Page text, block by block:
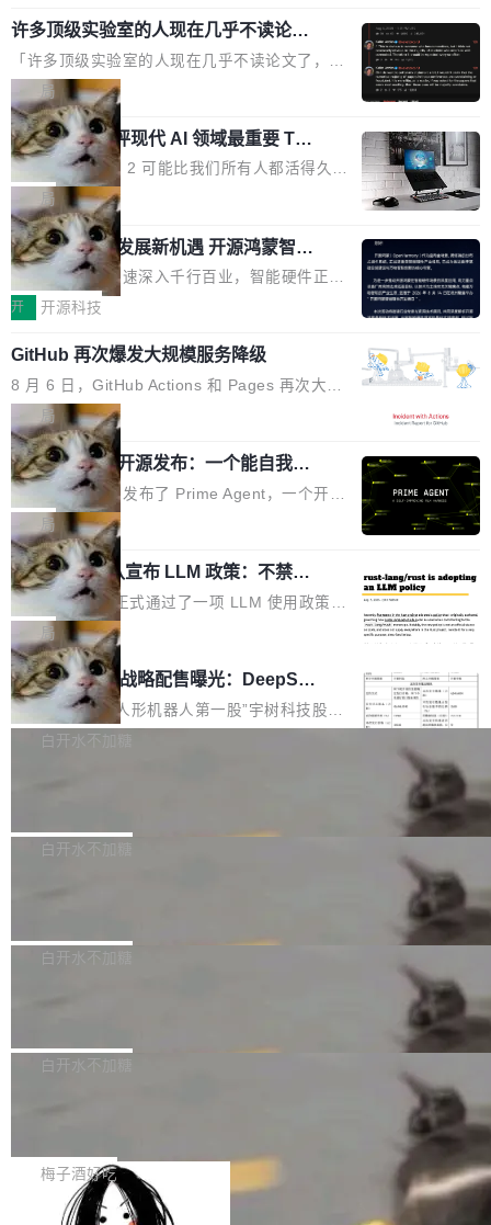
实时LCD监控屏，可充分满足当下高阶PC主机
的严苛使用需求。 澎湃功率，紧凑机身 钛金雕1
600PG5 AI TOP具备强悍输出功率，同时实现
机身尺寸大幅精简。整机长度仅16厘米，属于同
功率段机身尺寸十分紧凑的1600W电源产品。小
巧机身有效提升市面主流标准A...
复合增长率达5.44%,预计2032年将突破120亿美
元。数字广告与公共关系相关服务市场更是从20
25年的8463亿美元扩张至2026年的8763亿美
元。数字的背后是一个清晰的事实——品牌对专
业化营销服务的需求从未如此迫切。 但市场扩容
的同时,服务商的竞争逻辑正在改变。2026年Top
Agency年度合辑的观察指出,“产品”这个离消费
者最近的载体,在整个品牌营销层面的权重显著变
高了。全域营销服务商的竞争正在从规模转向深
度,案例厚度、全域覆盖、多线协同...
许多顶级实验室的人现在几乎不读论文
了
「许多顶级实验室的人现在几乎不读论文了，而
且他们认为 ICLR/ICML/NeurIPS 充斥着大量过
度宣传和欺诈。」 OpenAI 研究员 Keller Jorda
n 这条推文引发了广泛讨论。他不是在说风凉
话，他是说出了一个圈内人尽皆知但很少公开捅
破的事实。 Jordan 随后补充了一句软化声明：
「我不认为这些会议上大部分论文都在过度宣传
或造假。问题是，作为读者，如果你筛选出那些
看起来最令人兴奋的论文，那它们大部分都是过
度宣传的。」 这才是真正的痛点。不是所有论文
都有问题，是最吸引眼球的那批论文最有问题。
他引用的帖子来自 Mathew Shen，一位 ICLR 2
026 的读者：「看了篇 ...
局
xAI 前工程师评现代 AI 领域最重要 Top
3 开源项目
Flash Attention 2 可能比我们所有人都活得久。
这句话不是来自某个技术博客，而是出自 Hieu
Pham 的一条推文。Hieu Pham 是谁？他是 xAI
的早期工程师之一，在 Grok 训练基础设施团队
工作过。近日他在 X 上发了一条帖子，列出了他
认为现代 AI 领域最重要的三个开源项目。 第一
理由很具体。FA 系列不需要解释，但 FA2 是他
认为最重要的一个——复杂度恰到好处，刚好能
驱动你去学 CuTe，但还没被那些"邪恶的" Hopp
er++ 优化所淹没，足够容易修改和适配。 更关
键的是 FA2 的持久性...
局
共商智能硬件发展新机遇 开源鸿蒙智能
硬件开发者日杭州站即将举行
随着万物智联加速深入千行百业，智能硬件正从
单点设备迈向智能化、网联化、协同化发展。作
鸿蒙通过统一技术底座和分布式能力，为不同类
型智能设备的开发、连接与互联提供关键支撑，
也为产业链企业探索产品创新与商业增长打开新
的空间。 8月14日，开源鸿蒙智能硬件开发者日
（OHDD：OpenHarmony Hardware Develope
r Day）将在杭州启航。活动面向智能硬件产业
链企业和开发者，邀请行业专家与资深技术顾
问，围绕开源鸿蒙技术能力、设备适配、芯片适
配、功耗与稳定性调优、兼容性测评及统一互联
等内容展开系统讲解和实战交流，帮助企业进一
步了解开源鸿蒙在智能...
开 开源科技
GitHub 再次爆发大规模服务降级
8 月 6 日，GitHub Actions 和 Pages 再次大规
模服务降级，Actions 完全不可用超过 5 小时，
webhook 停发，连自托管 runner 也因调度层故
障无法工作。Pages、Copilot code review、C
opilot coding agent 全部受影响。从检测到完全
恢复，大约 12 小时。 这是 2026 年 8 月的第六
起事故，其中四起与 AI/Copilot 服务相关。 Git
Hub 员工 kdaigle 在 HN 讨论中贴出了一组数
据：2025 年全年 10 亿次 commit。现在，每周
2.75 亿次，全年预计 140 亿次。GitHub...
局
Prime Agent 开源发布：一个能自我改
进的编程 Agent，ARC-AGI 3 超越人类
专家基线
Prime Intellect 发布了 Prime Agent，一个开源
的编程 Agent Harness，核心设计围绕两个抽
象：Recursive Language Model（RLM）和 C
ontinual Harness。在 ARC-AGI 3 基准测试
上，Prime Agent + Opus 5 的组合达到了 95.
5% RHAE Best@1，超过了 ARC 报告的人类专
家基线 95.4%。 不是又一个 coding agent 包装
器 Prime Agent 的架构和市面上大多数 coding
agent 有本质区别。大多数 agent harness 的设
计是基于早期模型的能力—...
局
Rust 项目团队宣布 LLM 政策：不禁
止，但你要承认哪些代码不是你写的
Rust 语言项目正式通过了一项 LLM 使用政策，
覆盖 rust-lang/rust 单一仓库的代码贡献。这不
是项目级别的官方立场，目前由五个团队采纳，
但它可能是主流开源项目中关于 AI 辅助贡献最
细致的一份规则。 政策的核心只有一句话：LLM
可以用来分析、提炼、审阅、建议，但不能用来
不得生成涉及安全性的关键变更，除非作者本身
局
宇树科技 IPO 战略配售曝光：DeepSe
ek 获配 93.3 万股，锁定 36 个月
8月6日晚间，“人形机器人第一股”宇树科技股份
有限公司披露IPO发行价格及战略配售结果，杭
36个月。 公告显示，本次宇树科技战略配售对
员工参与设立的专项资产管理计划。其中，Dee
获配9...
白开水不加糖
Bug fixes and enhancements 修复多次传递同
一个回归问题，该问题导致拉取镜像时会拒绝包
题，该问题可能导致在旧版 Linux 内核...
白开水不加糖
e 孵化器项目管理委员会（IPMC）投票中获得
P）！这一里程碑不仅标志着 Fluss 迈入新的发
白开水不加糖
长期停止内容更新，未能实现其作为“AI版维基百
提交的编辑请求也长期处于待处理状态。 Groki
pedia 于去年底上线，定位为由人工智能生成内
容的百科平台，被马斯克视为传统众包百科网站
白开水不加糖
是这样的：配 MessageSource 的 Bean、写 R
eloadableResourceBundleMessageSource、
梅子酒好吃